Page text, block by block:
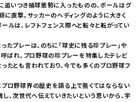
追いつき捕球態勢に入ったものの、ボールはグ
に直撃。サッカーのヘディングのように大きく
ルは、レフトフェンス際へと転々と転がってい
たプレーは、のちに「球史に残る珍プレー」や
呼ばれ、プロ野球の珍プレーを特集したテレビ
たとも言われており、今でも多くのプロ野球フ
ロ野球界の歴史を語る上で無くてはならない
、次世代へ伝えていきたいという思いから、宇